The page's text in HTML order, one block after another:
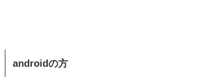
androidの方